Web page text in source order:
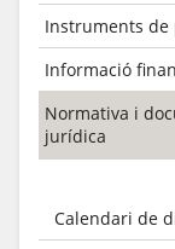
Instruments
Informació
Normativa i
jurídica
Calendari de